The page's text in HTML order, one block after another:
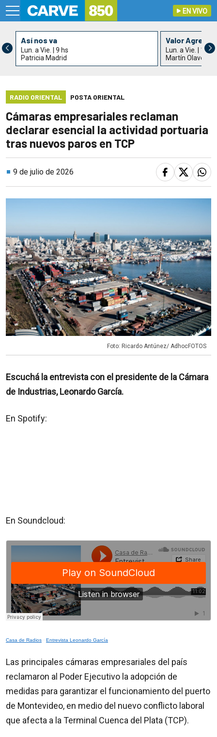
EN VIVO
Así nos va
Lun. a Vie. | 9 hs
Patricia Madrid
Valor
Lun. a Vie. | 11 hs
Martín Olaverry
RADIO ORIENTAL POSTA ORIENTAL
Cámaras empresariales reclaman
declarar esencial la actividad portuaria
tras nuevos paros en TCP
9 de julio de 2026
Foto: Ricardo Antúnez/ AdhocFOTOS
Escuchá la entrevista con el presidente de la Cámara
de Industrias, Leonardo García.
En Spotify:
En Soundcloud:
Casa de Radios · Entrevista Leonardo García
Las principales cámaras empresariales del país
reclamaron al Poder Ejecutivo la adopción de
medidas para garantizar el funcionamiento del puerto
de Montevideo, en medio del nuevo conflicto laboral
que afecta a la Terminal Cuenca del Plata (TCP).